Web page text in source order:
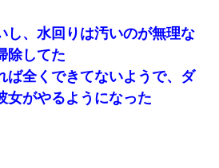
し、水回りは汚いのが無理な
除してた
ば全くできてないようで、ダ
女がやるようになった